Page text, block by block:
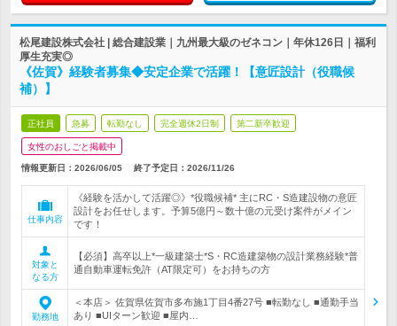
松尾建設株式会社 | 総合建設業｜九州最大級のゼネコン｜年休126日｜福利
厚生充実◎
《佐賀》経験者募集◆安定企業で活躍！【意匠設計（役職候
補）】
正社員 急募 転勤なし 完全週休2日制 第二新卒歓迎
女性のおしごと掲載中
情報更新日：2026/06/05 終了予定日： 2026/11/26
仕事内容
《経験を活かして活躍◎》*役職候補* 主にRC・S造建設物の意匠
設計をお任せします。予算5億円～数十億の元受け案件がメイン
です！
対象と
なる方
【必須】高卒以上*一級建築士*S・RC造建築物の設計業務経験*普
通自動車運転免許（AT限定可）をお持ちの方
勤務地
＜本店＞ 佐賀県佐賀市多布施1丁目4番27号 ■転勤なし ■通勤手当
あり ■UIターン歓迎 ■屋内…